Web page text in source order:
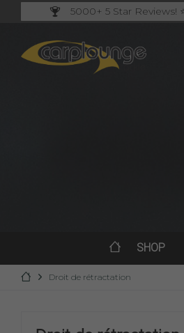
5000+ 5 Star Reviews!
SHOP
Droit de rétractation